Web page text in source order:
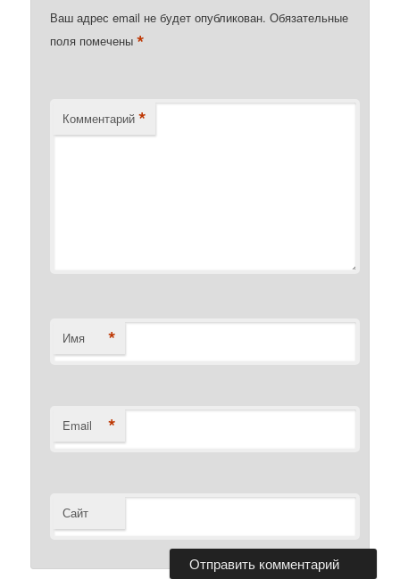
Ваш адрес email не будет опубликован. Обязательные
поля помечены*
Комментарий *
Имя *
Email *
Сайт